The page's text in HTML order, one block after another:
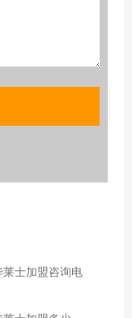
士加盟咨询电